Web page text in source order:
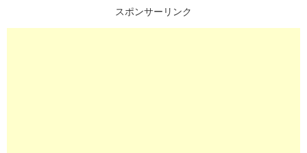
スポンサーリンク